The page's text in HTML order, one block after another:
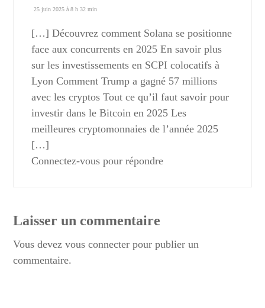
25 juin 2025 à 8 h 32 min
[…] Découvrez comment Solana se positionne
face aux concurrents en 2025 En savoir plus
sur les investissements en SCPI colocatifs à
Lyon Comment Trump a gagné 57 millions
avec les cryptos Tout ce qu’il faut savoir pour
investir dans le Bitcoin en 2025 Les
meilleures cryptomonnaies de l’année 2025
[…]
Connectez-vous pour répondre
Laisser un commentaire
Vous devezvous connecter pour publier un
commentaire.